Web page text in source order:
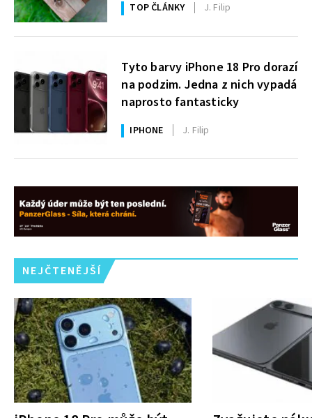
TOP ČLÁNKY J. Filip
Tyto barvy iPhone 18 Pro dorazí
na podzim. Jedna z nich vypadá
naprosto fantasticky
IPHONE J. Filip
NEJČTENĚJŠÍ